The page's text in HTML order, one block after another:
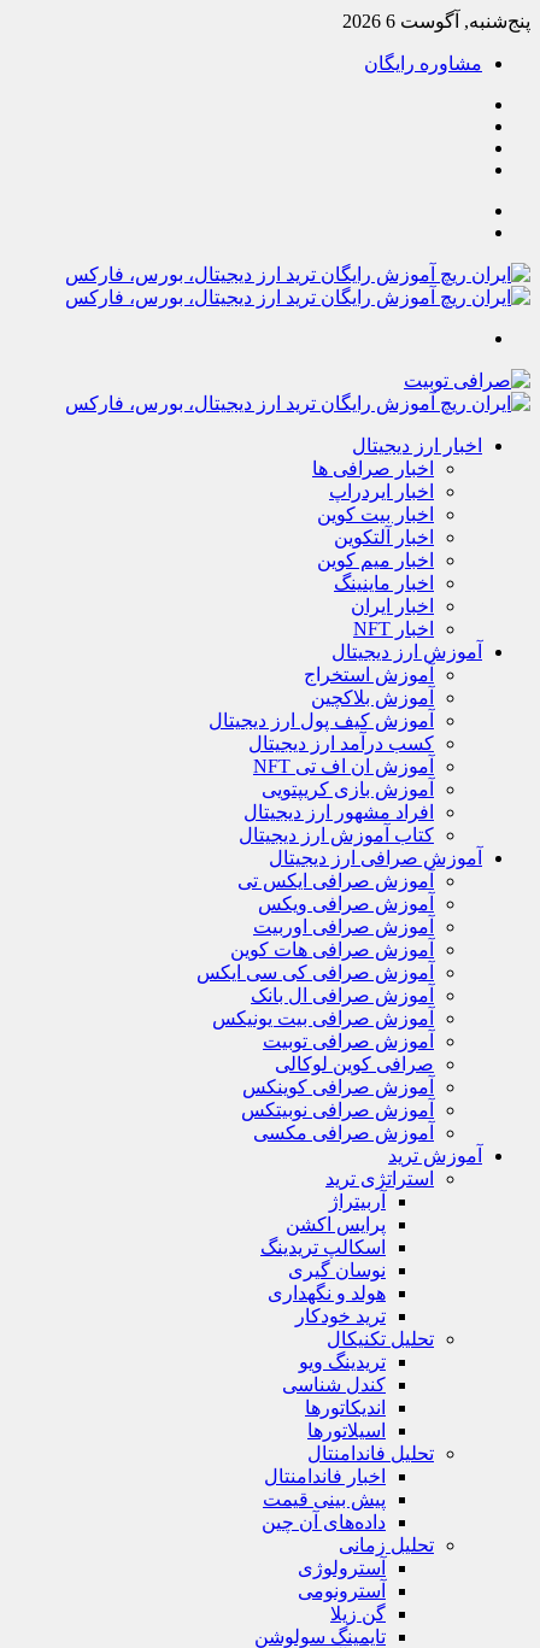
پنج‌شنبه, آگوست 6 2026
مشاوره رایگان
اخبار ارز دیجیتال
اخبار صرافی ها
اخبار ایردراپ
اخبار بیت کوین
اخبار آلتکوین
اخبار میم کوین
اخبار ماینینگ
اخبار ایران
اخبار NFT
آموزش ارز دیجیتال
آموزش استخراج
آموزش بلاکچین
آموزش کیف پول ارز دیجیتال
کسب درآمد ارز دیجیتال
آموزش ان اف تی NFT
آموزش بازی کریپتویی
افراد مشهور ارز دیجیتال
کتاب آموزش ارز دیجیتال
آموزش صرافی ارز دیجیتال
آموزش صرافی ایکس تی
آموزش صرافی ویکس
آموزش صرافی اوربیت
آموزش صرافی هات کوین
آموزش صرافی کی سی ایکس
آموزش صرافی ال بانک
آموزش صرافی بیت یونیکس
آموزش صرافی توبیت
صرافی کوین لوکالی
آموزش صرافی کوینکس
آموزش صرافی نوبیتکس
آموزش صرافی مکسی
آموزش ترید
استراتژی‌ ترید
آربیتراژ
پرایس اکشن
اسکالپ تریدینگ
نوسان گیری
هولد و نگهداری
ترید خودکار
تحلیل تکنیکال
تریدینگ ویو
کندل شناسی
اندیکاتورها
اسیلاتورها
تحلیل فاندامنتال
اخبار فاندامنتال
پیش بینی قیمت
داده‌های آن چین
تحلیل زمانی
آسترولوژی
آسترونومی
گن زیلا
تايمينگ سولوشن